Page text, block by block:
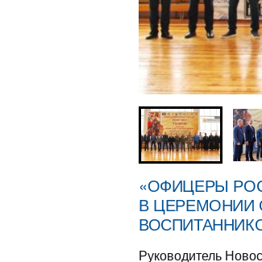
«ОФИЦЕРЫ
В ЦЕРЕМОНИИ
Руководитель